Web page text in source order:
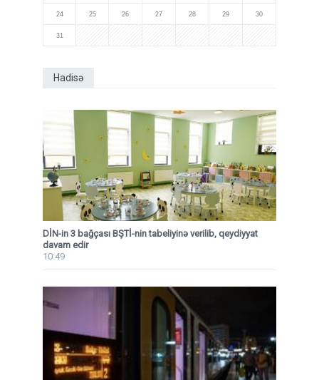
24 25 26 27 28 29 30
31
Hadisə
DİN-in 3 bağçası BŞTİ-nin tabeliyinə verilib, qeydiyyat
davam edir
10:49